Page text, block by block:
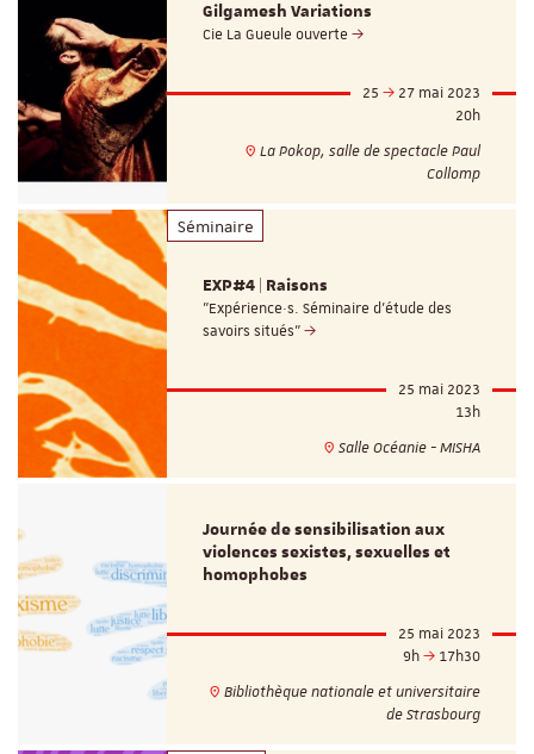
Gilgamesh Variations
Cie La Gueule ouverte
25
27 mai 2023
20h
La Pokop, salle de spectacle Paul
Collomp
Séminaire
EXP#4 | Raisons
"Expérience·s. Séminaire d'étude des
savoirs situés"
25 mai 2023
13h
Salle Océanie - MISHA
Journée de sensibilisation aux
violences sexistes, sexuelles et
homophobes
25 mai 2023
9h
17h30
Bibliothèque nationale et universitaire
de Strasbourg